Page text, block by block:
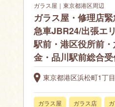
ガラス屋｜東京都港区周辺
ガラス屋・修理店
急車JBR24/出張エ
駅前・港区役所前
金・品川駅前総合
東京都港区浜松町1丁
ガラス屋 ガラス店